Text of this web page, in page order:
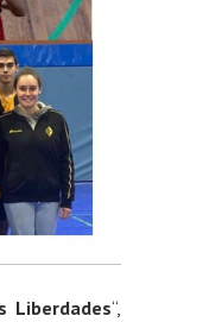
Liberdades“,